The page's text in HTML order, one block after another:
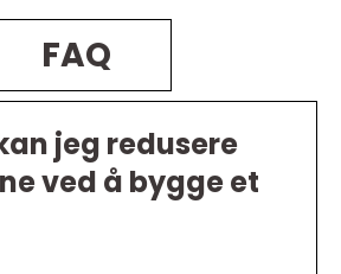
FAQ
jeg redusere
ved å bygge et